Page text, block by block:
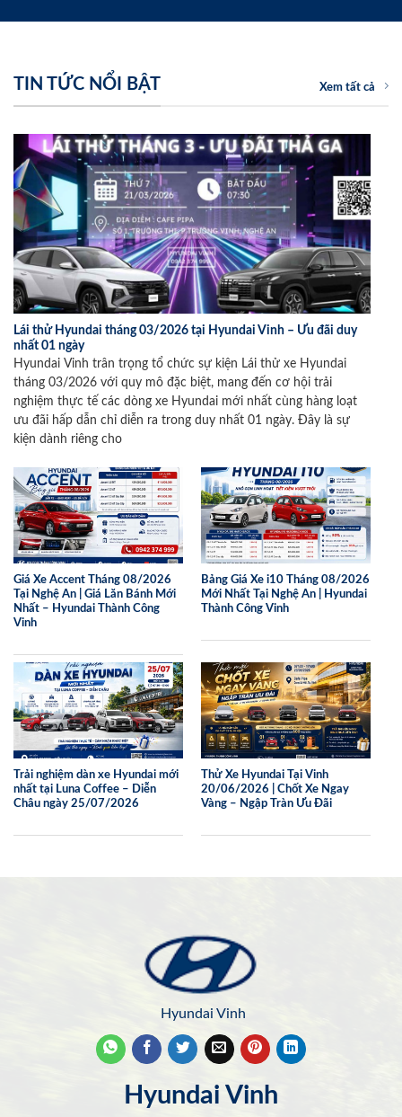
TIN TỨC NỔI BẬT Xem tất cả
Lái thử Hyundai tháng 03/2026 tại Hyundai Vinh – Ưu đãi duy
nhất 01 ngày
Hyundai Vinh trân trọng tổ chức sự kiện Lái thử xe Hyundai
tháng 03/2026 với quy mô đặc biệt, mang đến cơ hội trải
nghiệm thực tế các dòng xe Hyundai mới nhất cùng hàng loạt
ưu đãi hấp dẫn chỉ diễn ra trong duy nhất 01 ngày. Đây là sự
kiện dành riêng cho
Giá Xe Accent Tháng 08/2026
Tại Nghệ An | Giá Lăn Bánh Mới
Nhất – Hyundai Thành Công
Vinh
Bảng Giá Xe i10 Tháng 08/2026
Mới Nhất Tại Nghệ An | Hyundai
Thành Công Vinh
Trải nghiệm dàn xe Hyundai mới
nhất tại Luna Coffee – Diễn
Châu ngày 25/07/2026
Thử Xe Hyundai Tại Vinh
20/06/2026 | Chốt Xe Ngay
Vàng – Ngập Tràn Ưu Đãi
Hyundai Vinh
Hyundai Vinh